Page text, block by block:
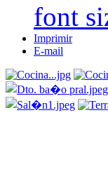
font
Imprimir
E-mail